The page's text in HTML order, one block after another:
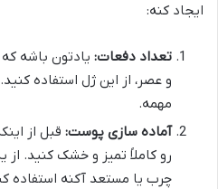
ایجاد کنه:
تعداد دفعات: یادتون باشه که
و عصر، از این ژل استفاده
مهمه.
آماده سازی پوست: قبل از
رو کاملاً تمیز و خشک کنید.
چرب یا مستعد آکنه استفاده